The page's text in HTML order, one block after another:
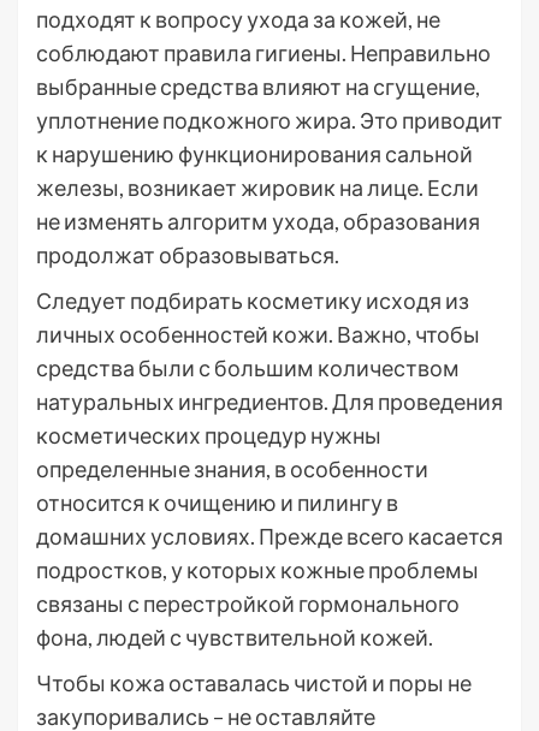
подходят к вопросу ухода за кожей, не
соблюдают правила гигиены. Неправильно
выбранные средства влияют на сгущение,
уплотнение подкожного жира. Это приводит
к нарушению функционирования сальной
железы, возникает жировик на лице. Если
не изменять алгоритм ухода, образования
продолжат образовываться.
Следует подбирать косметику исходя из
личных особенностей кожи. Важно, чтобы
средства были с большим количеством
натуральных ингредиентов. Для проведения
косметических процедур нужны
определенные знания, в особенности
относится к очищению и пилингу в
домашних условиях. Прежде всего касается
подростков, у которых кожные проблемы
связаны с перестройкой гормонального
фона, людей с чувствительной кожей.
Чтобы кожа оставалась чистой и поры не
закупоривались – не оставляйте